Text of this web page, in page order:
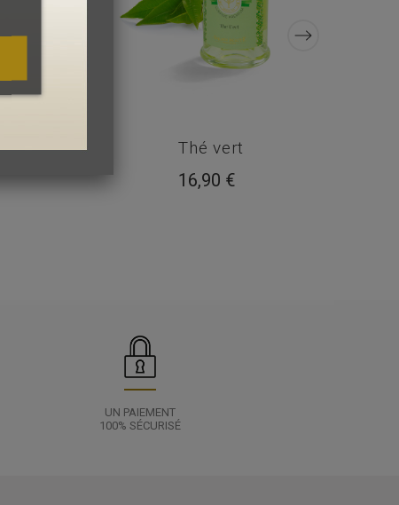
Thé vert
16,90 €
UN PAIEMENT
100% SÉCURISÉ